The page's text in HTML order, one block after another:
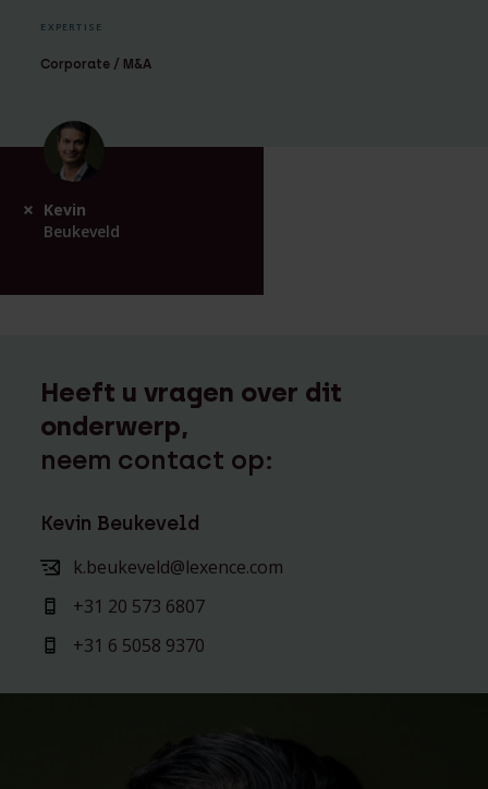
EXPERTISE
Corporate / M&A
Kevin
Beukeveld
Heeft u vragen over dit
onderwerp,
neem contact op:
Kevin Beukeveld
k.beukeveld@lexence.com
+31 20 573 6807
+31 6 5058 9370